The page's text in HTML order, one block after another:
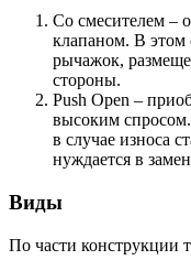
Со смесителем –
клапаном. В этом
рычажок,
стороны.
Push Open –
высоким
в случае износа
нуждается в
Виды
По части конструкции